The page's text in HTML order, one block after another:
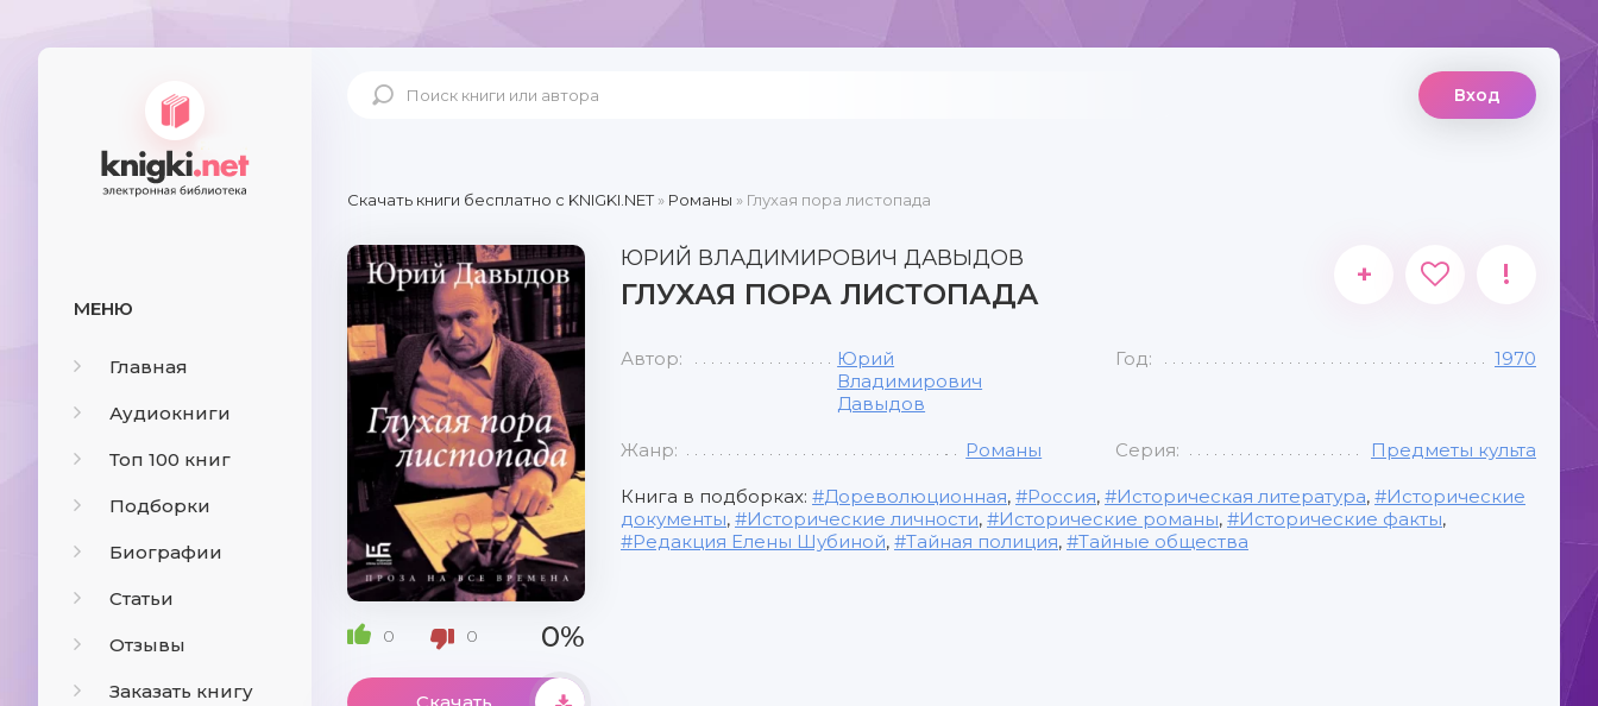
МЕНЮ
Главная
Аудиокниги
Топ 100 книг
Подборки
Биографии
Статьи
Отзывы
Заказать книгу
Вход
Скачать книги бесплатно c KNIGKI.NET» Романы » Глухая пора листопада
0 0 0%
ЮРИЙ ВЛАДИМИРОВИЧ ДАВЫДОВ
ГЛУХАЯ ПОРА ЛИСТОПАДА
+ !
Автор:
Юрий
Владимирович
Давыдов
Год: 1970
Жанр: Романы Серия: Предметы культа
Книга в подборках: Дореволюционная, Россия, Историческая литература,
Исторические
документы, Исторические личности, Исторические романы, Исторические факты,
Редакция Елены Шубиной, Тайная полиция, Тайные общества